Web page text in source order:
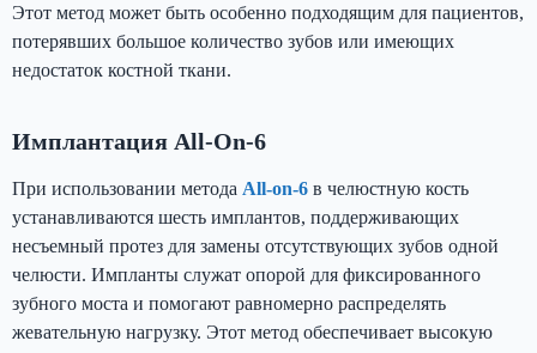
Этот метод может быть особенно подходящим для пациентов,
потерявших большое количество зубов или имеющих
недостаток костной ткани.
Имплантация All-On-6
При использовании метода All-on-6 в челюстную кость
устанавливаются шесть имплантов, поддерживающих
несъемный протез для замены отсутствующих зубов одной
челюсти. Импланты служат опорой для фиксированного
зубного моста и помогают равномерно распределять
жевательную нагрузку. Этот метод обеспечивает высокую